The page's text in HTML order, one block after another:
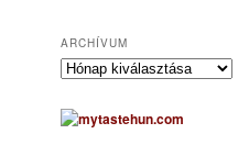
ARCHÍVUM
A
c
h